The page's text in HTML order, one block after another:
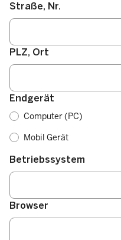
Straße, Nr.
PLZ, Ort
Endgerät
Computer (PC)
Mobil Gerät
Betriebssystem
Browser